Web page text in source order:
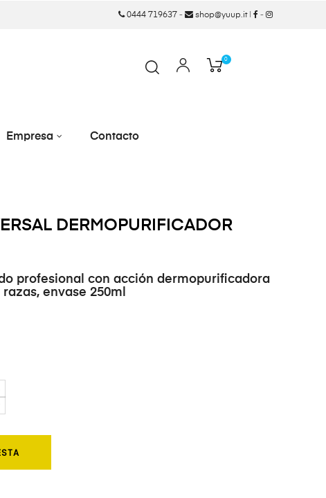
0444 719637- shop@yuup.it| -
0
Empresa Contacto
DERMOPURIFICADOR
profesional con acción dermopurificadora
envase 250ml